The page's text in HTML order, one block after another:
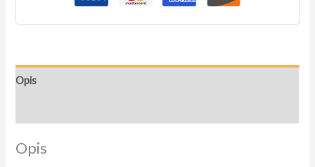
Opis
Opis